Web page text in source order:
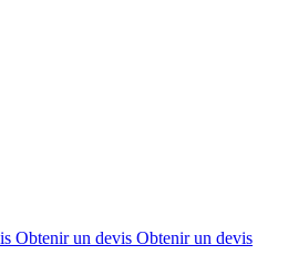
Obtenir un devis Obtenir un devis